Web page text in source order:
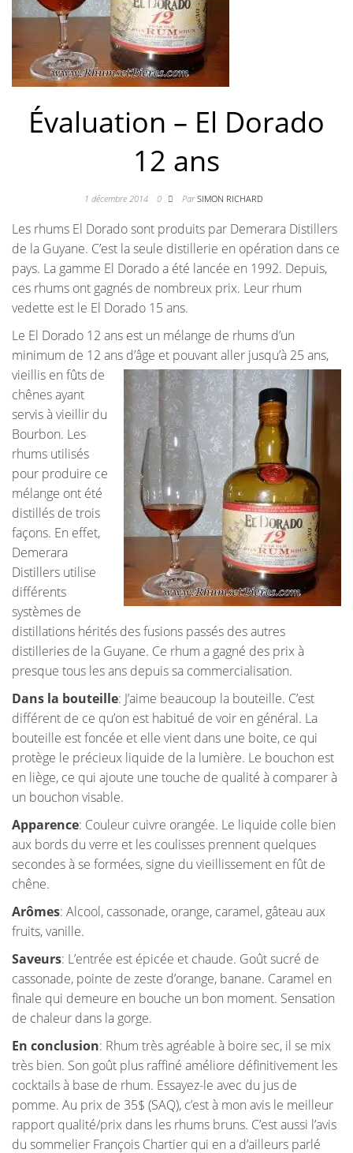
Évaluation – El Dorado
12 ans
1 décembre 2014 0 ParSIMON RICHARD
Les rhums El Dorado sont produits par Demerara Distillers
de la Guyane. C’est la seule distillerie en opération dans ce
pays. La gamme El Dorado a été lancée en 1992. Depuis,
ces rhums ont gagnés de nombreux prix. Leur rhum
vedette est le El Dorado 15 ans.
Le El Dorado 12 ans est un mélange de rhums d’un
minimum de 12 ans d’âge et pouvant aller jusqu’à 25 ans,
vieillis en fûts de
chênes ayant
servis à vieillir du
Bourbon. Les
rhums utilisés
pour produire ce
mélange ont été
distillés de trois
façons. En effet,
Demerara
Distillers utilise
différents
systèmes de
distillations hérités des fusions passés des autres
distilleries de la Guyane. Ce rhum a gagné des prix à
presque tous les ans depuis sa commercialisation.
Dans la bouteille: J’aime beaucoup la bouteille. C’est
différent de ce qu’on est habitué de voir en général. La
bouteille est foncée et elle vient dans une boite, ce qui
protège le précieux liquide de la lumière. Le bouchon est
en liège, ce qui ajoute une touche de qualité à comparer à
un bouchon visable.
Apparence: Couleur cuivre orangée. Le liquide colle bien
aux bords du verre et les coulisses prennent quelques
secondes à se formées, signe du vieillissement en fût de
chêne.
Arômes: Alcool, cassonade, orange, caramel, gâteau aux
fruits, vanille.
Saveurs: L’entrée est épicée et chaude. Goût sucré de
cassonade, pointe de zeste d’orange, banane. Caramel en
finale qui demeure en bouche un bon moment. Sensation
de chaleur dans la gorge.
En conclusion: Rhum très agréable à boire sec, il se mix
très bien. Son goût plus raffiné améliore définitivement les
cocktails à base de rhum. Essayez-le avec du jus de
pomme. Au prix de 35$ (SAQ), c’est à mon avis le meilleur
rapport qualité/prix dans les rhums bruns. C’est aussi l’avis
du sommelier François Chartier qui en a d’ailleurs parlé